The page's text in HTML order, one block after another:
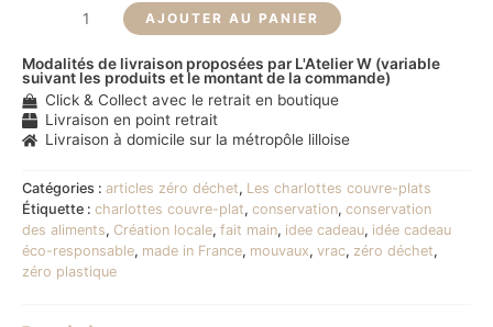
AJOUTER AU PANIER
Modalités de livraison proposées par L'Atelier W (variable
suivant les produits et le montant de la commande)
Click & Collect avec le retrait en boutique
Livraison en point retrait
Livraison à domicile sur la métropôle lilloise
Catégories : articles zéro déchet, Les charlottes couvre-plats
Étiquette : charlottes couvre-plat, conservation, conservation
des aliments, Création locale, fait main, idee cadeau, idée cadeau
éco-responsable, made in France, mouvaux, vrac, zéro déchet,
zéro plastique